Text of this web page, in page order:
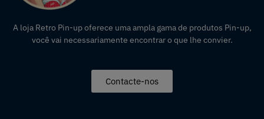
A loja Retro Pin-up oferece uma ampla gama de produtos Pin-up,
você vai necessariamente encontrar o que lhe convier.
Contacte-nos